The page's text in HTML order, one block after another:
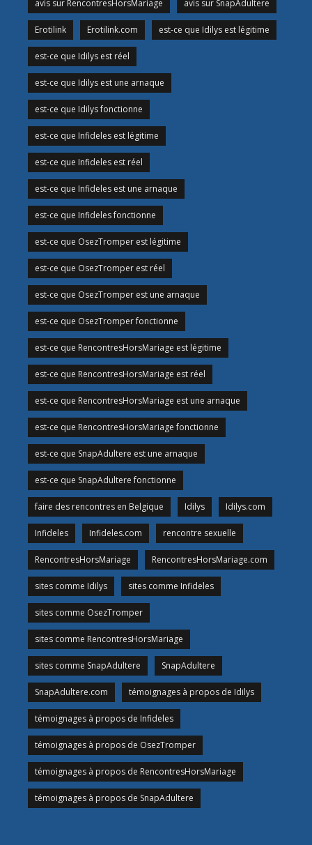
avis sur RencontresHorsMariage avis sur SnapAdultere
Erotilink Erotilink.com est-ce que Idilys est légitime
est-ce que Idilys est réel
est-ce que Idilys est une arnaque
est-ce que Idilys fonctionne
est-ce que Infideles est légitime
est-ce que Infideles est réel
est-ce que Infideles est une arnaque
est-ce que Infideles fonctionne
est-ce que OsezTromper est légitime
est-ce que OsezTromper est réel
est-ce que OsezTromper est une arnaque
est-ce que OsezTromper fonctionne
est-ce que RencontresHorsMariage est légitime
est-ce que RencontresHorsMariage est réel
est-ce que RencontresHorsMariage est une arnaque
est-ce que RencontresHorsMariage fonctionne
est-ce que SnapAdultere est une arnaque
est-ce que SnapAdultere fonctionne
faire des rencontres en Belgique Idilys Idilys.com
Infideles Infideles.com rencontre sexuelle
RencontresHorsMariage RencontresHorsMariage.com
sites comme Idilys sites comme Infideles
sites comme OsezTromper
sites comme RencontresHorsMariage
sites comme SnapAdultere SnapAdultere
SnapAdultere.com témoignages à propos de Idilys
témoignages à propos de Infideles
témoignages à propos de OsezTromper
témoignages à propos de RencontresHorsMariage
témoignages à propos de SnapAdultere